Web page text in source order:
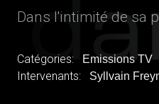
Dans l'intimité de sa
Catégories: Emissions TV
Intervenants: Syllvain